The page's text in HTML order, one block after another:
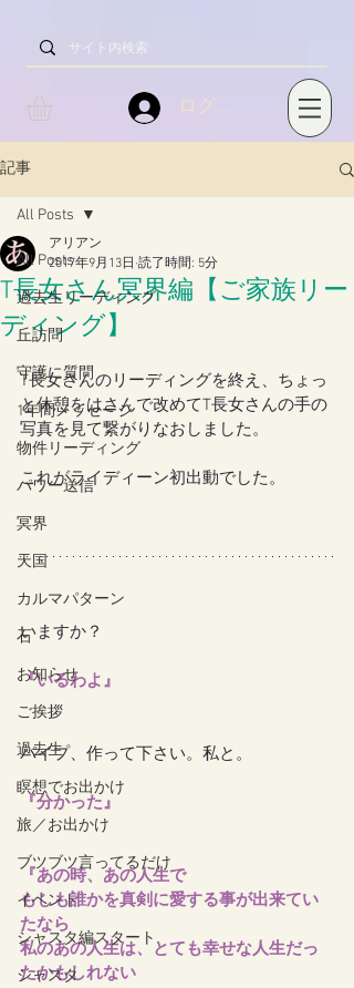
ログイン
記事
All Posts
過去生リーディング
丘訪問
守護に質問
1年間メッセージ
物件リーディング
パワー送信
冥界
天国
カルマパターン
石
お知らせ
ご挨拶
過去生
瞑想でお出かけ
旅／お出かけ
ブツブツ言ってるだけ
イベント
シャスタ編スタート
シャスタ
All Posts
T長女さん冥界編【ご家族リー
ディング】
アリアン
2017年9月13日 読了時間: 5分
T長女さんのリーディングを終え、ちょっ
と休憩をはさんで改めてT長女さんの手の
写真を見て繋がりなおしました。
これがライディーン初出動でした。
いますか？
『いるわよ』
パイプ、作って下さい。私と。
『分かった』
『あの時、あの人生で
もしも誰かを真剣に愛する事が出来てい
たなら
私のあの人生は、とても幸せな人生だっ
たかもしれない